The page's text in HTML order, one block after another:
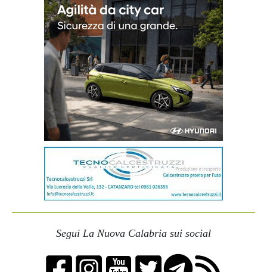
Segui La Nuova Calabria sui social